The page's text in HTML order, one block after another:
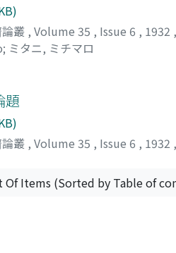
叢 , Volume 35 , Issue 6 , 1932 ,
; ミタニ, ミチマロ
題
叢 , Volume 35 , Issue 6 , 1932 ,
Of Items (Sorted by Table of